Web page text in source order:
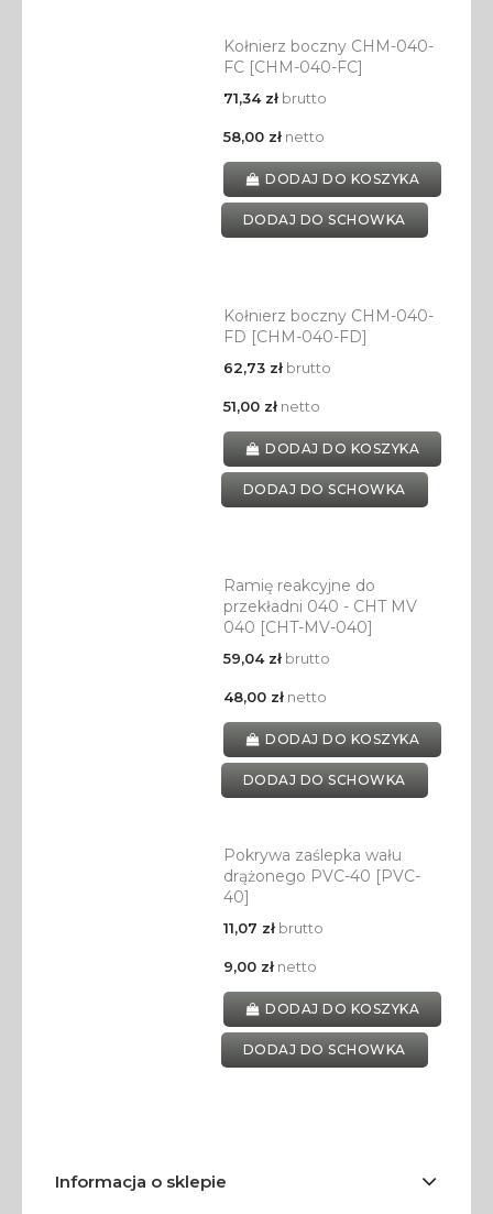
Kołnierz boczny CHM-040-
FC [CHM-040-FC]
71,34 złbrutto
58,00 złnetto
DODAJ DO KOSZYKA
DODAJ DO SCHOWKA
Kołnierz boczny CHM-040-
FD [CHM-040-FD]
62,73 złbrutto
51,00 złnetto
DODAJ DO KOSZYKA
DODAJ DO SCHOWKA
Ramię reakcyjne do
przekładni 040 - CHT MV
040 [CHT-MV-040]
59,04 złbrutto
48,00 złnetto
DODAJ DO KOSZYKA
DODAJ DO SCHOWKA
Pokrywa zaślepka wału
drążonego PVC-40 [PVC-
40]
11,07 złbrutto
9,00 złnetto
DODAJ DO KOSZYKA
DODAJ DO SCHOWKA
Informacja o sklepie